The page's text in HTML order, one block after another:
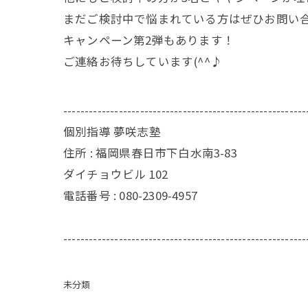
まだご検討中で悩まれている方はぜひお問い
キャンペーン第2弾もあります！
ご連絡お待ちしています(^^♪
個別指導 夢咲志塾
住所 : 福岡県春日市下白水南3-83
ダイチョウビル 102
電話番号 : 080-2309-4957
未分類